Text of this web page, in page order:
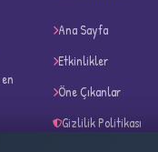
Ana Sayfa
Etkinlikler
Öne Çıkanlar
Gizlilik Politikası